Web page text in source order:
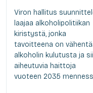
Viron hallitus
laajaa alkoholipolitiikan
kiristystä, jonka
tavoitteena on
alkoholin kulutusta ja
aiheutuvia haittoja
vuoteen 2035